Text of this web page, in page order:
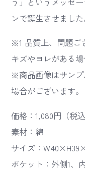
ンで誕生させました
※1 品質上、問題ご
キズやヨレがある場
※商品画像はサンプ
場合がございます。
価格：1,080円（税込
素材：綿
サイズ：
ポケット：外側1、